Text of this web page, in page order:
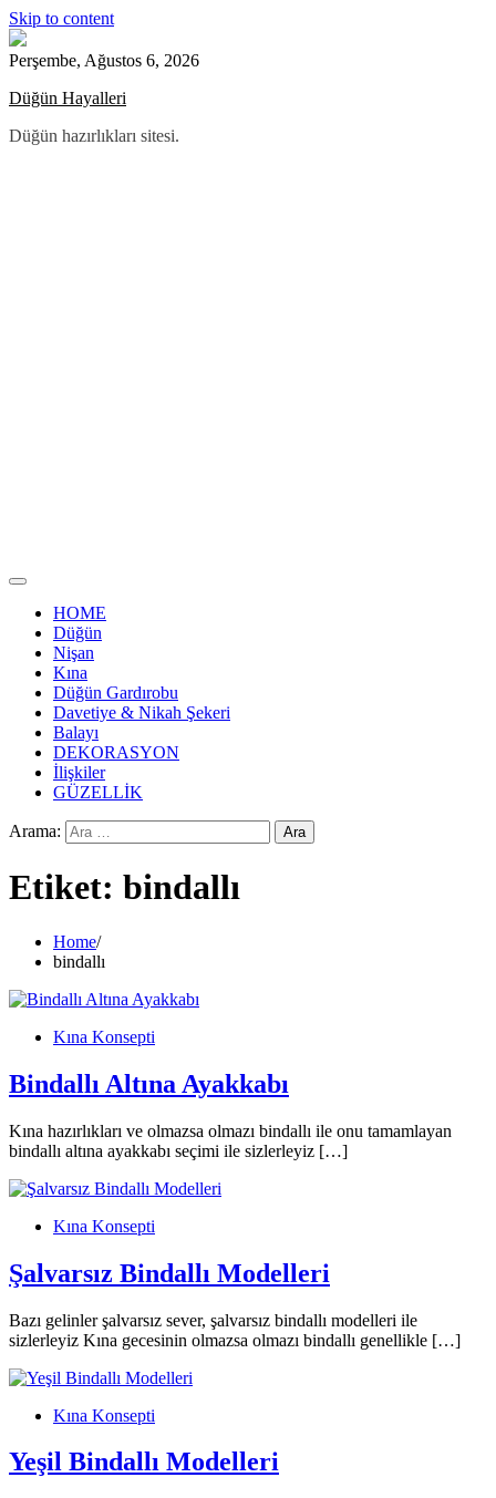
Skip to content
Perşembe, Ağustos 6, 2026
Düğün Hayalleri
Düğün hazırlıkları sitesi.
HOME
Düğün
Nişan
Kına
Düğün Gardırobu
Davetiye & Nikah Şekeri
Balayı
DEKORASYON
İlişkiler
GÜZELLİK
Arama:
Etiket: bindallı
Home
bindallı
Kına Konsepti
Bindallı Altına Ayakkabı
Kına hazırlıkları ve olmazsa olmazı bindallı ile onu tamamlayan
bindallı altına ayakkabı seçimi ile sizlerleyiz […]
Kına Konsepti
Şalvarsız Bindallı Modelleri
Bazı gelinler şalvarsız sever, şalvarsız bindallı modelleri ile
sizlerleyiz Kına gecesinin olmazsa olmazı bindallı genellikle […]
Kına Konsepti
Yeşil Bindallı Modelleri